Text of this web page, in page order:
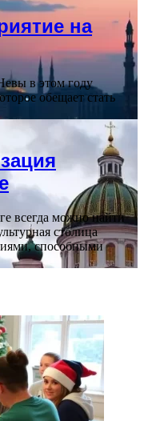
на
в этом году
обещает стать
всегда можно найти
столица
способными